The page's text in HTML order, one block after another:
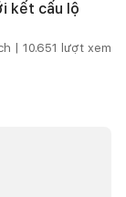
kết cấu lộ
| 10.651 lượt xem